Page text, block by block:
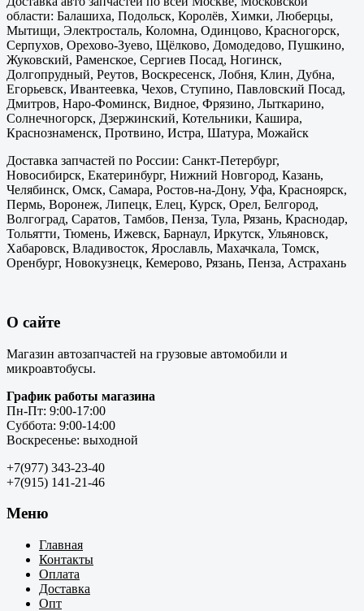
области: Балашиха, Подольск, Королёв, Химки, Люберцы,
Мытищи, Электросталь, Коломна, Одинцово, Красногорск,
Серпухов, Орехово-Зуево, Щёлково, Домодедово, Пушкино,
Жуковский, Раменское, Сергиев Посад, Ногинск,
Долгопрудный, Реутов, Воскресенск, Лобня, Клин, Дубна,
Егорьевск, Ивантеевка, Чехов, Ступино, Павловский Посад,
Дмитров, Наро-Фоминск, Видное, Фрязино, Лыткарино,
Солнечногорск, Дзержинский, Котельники, Кашира,
Краснознаменск, Протвино, Истра, Шатура, Можайск
Доставка запчастей по России: Санкт-Петербург,
Новосибирск, Екатеринбург, Нижний Новгород, Казань,
Челябинск, Омск, Самара, Ростов-на-Дону, Уфа, Красноярск,
Пермь, Воронеж, Липецк, Елец, Курск, Орел, Белгород,
Волгоград, Саратов, Тамбов, Пенза, Тула, Рязань, Краснодар,
Тольятти, Тюмень, Ижевск, Барнаул, Иркутск, Ульяновск,
Хабаровск, Владивосток, Ярославль, Махачкала, Томск,
Оренбург, Новокузнецк, Кемерово, Рязань, Пенза, Астрахань
О сайте
Магазин автозапчастей на грузовые автомобили и
микроавтобусы.
График работы магазина
Пн-Пт: 9:00-17:00
Суббота: 9:00-14:00
Воскресенье: выходной
+7(977) 343-23-40
+7(915) 141-21-46
Меню
Главная
Контакты
Оплата
Доставка
Опт